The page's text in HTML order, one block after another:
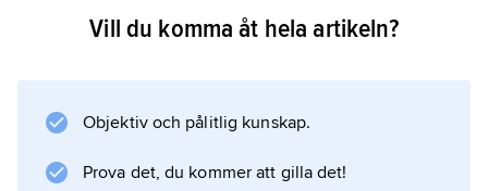
Området består i dag av Myanmar, Thailand,
uppfattningen att kulturella influenser från
region.
Vill du komma åt hela artikeln?
Objektiv och pålitlig kunskap.
Prova det, du kommer att gilla det!